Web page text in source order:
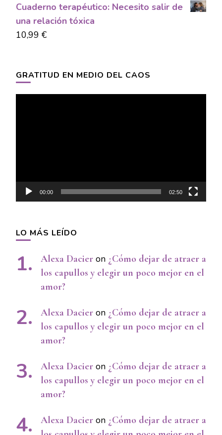
Cuaderno terapéutico: Necesito salir de
una relación tóxica
10,99 €
GRATITUD EN MEDIO DEL CAOS
00:00 02:50
LO MÁS LEÍDO
Alexa Dacier on ¿Cómo dejar de atraer a
los capullos y elegir un poco mejor en el
amor?
Alexa Dacier on ¿Cómo dejar de atraer a
los capullos y elegir un poco mejor en el
amor?
Alexa Dacier on ¿Cómo dejar de atraer a
los capullos y elegir un poco mejor en el
amor?
Alexa Dacier on ¿Cómo dejar de atraer a